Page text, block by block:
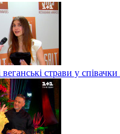
страви у